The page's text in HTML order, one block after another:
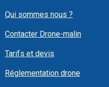
Qui sommes nous ?
Contacter Drone-malin
Tarifs et devis
Réglementation drone